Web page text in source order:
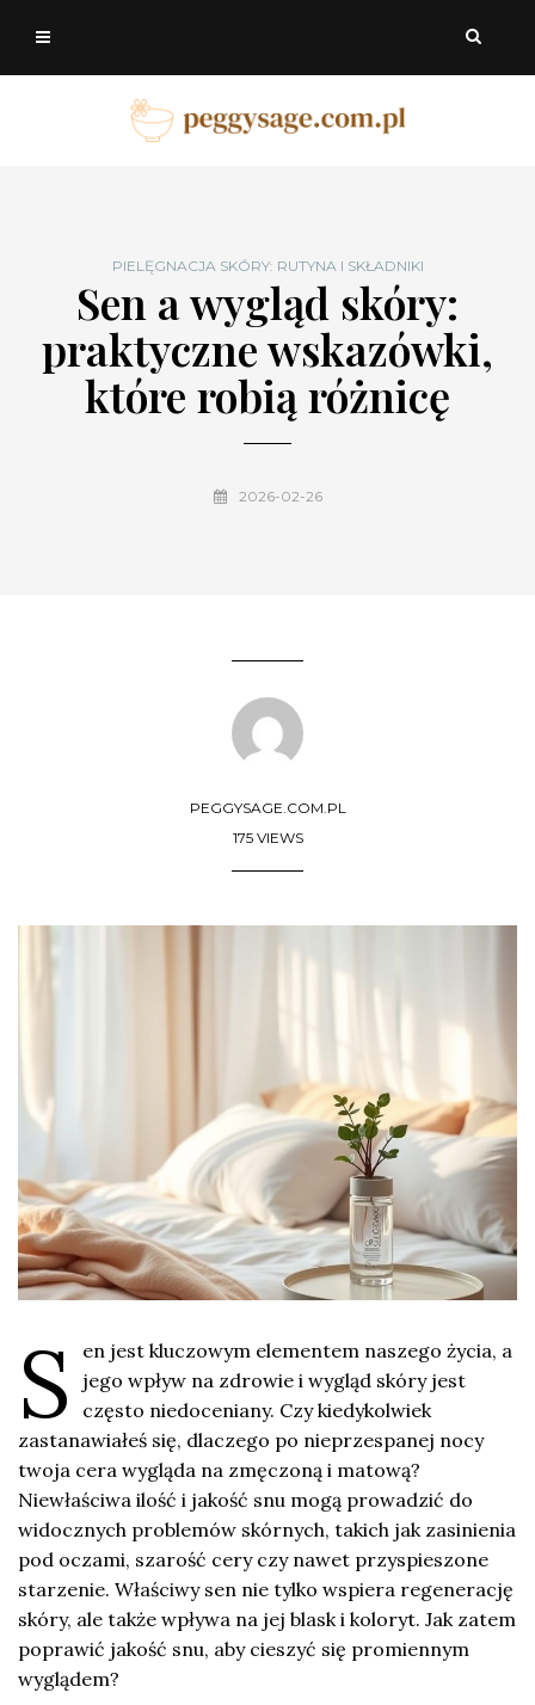
PIELĘGNACJA SKÓRY: RUTYNA I SKŁADNIKI
Sen a wygląd skóry:
praktyczne wskazówki,
które robią różnicę
2026-02-26
PEGGYSAGE.COM.PL
175 VIEWS
S
en jest kluczowym elementem naszego życia, a
jego wpływ na zdrowie i wygląd skóry jest
często niedoceniany. Czy kiedykolwiek
zastanawiałeś się, dlaczego po nieprzespanej nocy
twoja cera wygląda na zmęczoną i matową?
Niewłaściwa ilość i jakość snu mogą prowadzić do
widocznych problemów skórnych, takich jak zasinienia
pod oczami, szarość cery czy nawet przyspieszone
starzenie. Właściwy sen nie tylko wspiera regenerację
skóry, ale także wpływa na jej blask i koloryt. Jak zatem
poprawić jakość snu, aby cieszyć się promiennym
wyglądem?